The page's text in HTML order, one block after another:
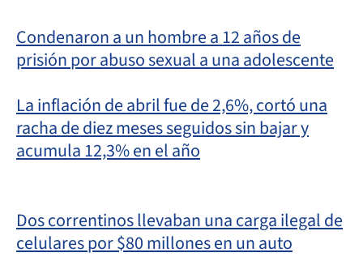
Condenaron a un hombre a 12 años de
prisión por abuso sexual a una adolescente
La inflación de abril fue de 2,6%, cortó una
racha de diez meses seguidos sin bajar y
acumula 12,3% en el año
Dos correntinos llevaban una carga ilegal de
celulares por $80 millones en un auto